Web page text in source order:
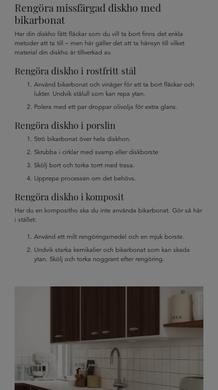
Rengöra missfärgad diskho med
bikarbonat
Har din diskho fått fläckar som du vill ta bort finns det enkla
metoder att ta till – men här gäller det att ta hänsyn till vilket
material din diskho är tillverkad av.
Rengöra diskho i rostfritt stål
Använd bikarbonat och vinäger för att ta bort fläckar och
lukter. Undvik stålull som kan repa ytan.
Polera med ett par droppar olivolja för extra glans.
Rengöra diskho i porslin
Strö bikarbonat över hela diskhon.
Skrubba i cirklar med svamp eller diskborste
Skölj bort och torka torrt med trasa.
Upprepa processen om det behövs.
Rengöra diskho i komposit
Har du en kompositho ska du inte använda bikarbonat. Gör så här
i stället:
Använd ett milt rengöringsmedel och en mjuk borste.
Undvik starka kemikalier och bikarbonat som kan skada
ytan. Skölj och torka noggrant efter rengöring.